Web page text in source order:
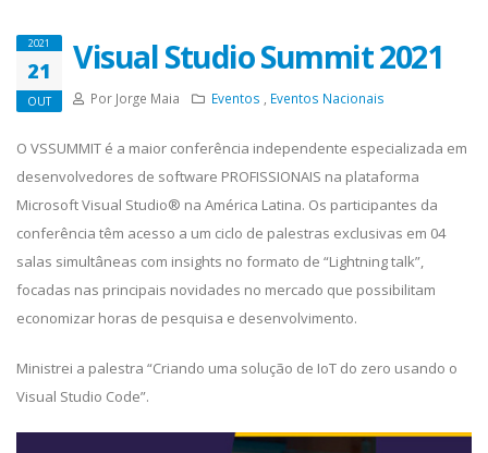
2021
21
OUT
Visual Studio Summit 2021
Por Jorge Maia Eventos Eventos Nacionais
O VSSUMMIT é a maior conferência independente especializada em
desenvolvedores de software PROFISSIONAIS na plataforma
Microsoft Visual Studio® na América Latina. Os participantes da
conferência têm acesso a um ciclo de palestras exclusivas em 04
salas simultâneas com insights no formato de “Lightning talk”,
focadas nas principais novidades no mercado que possibilitam
economizar horas de pesquisa e desenvolvimento.
Ministrei a palestra “Criando uma solução de IoT do zero usando o
Visual Studio Code”.